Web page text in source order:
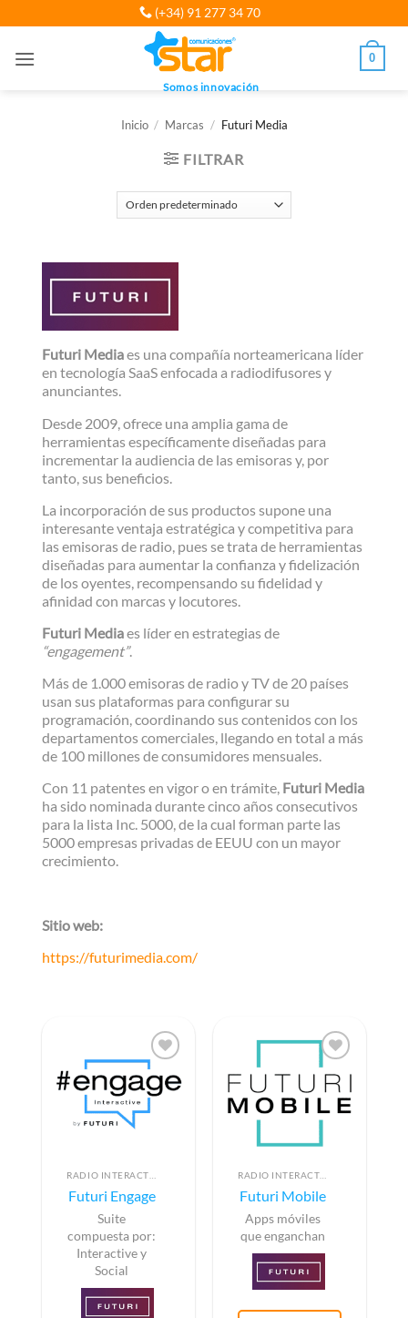
al
(+34) 91 277 34 70
Somos innovación
0
Inicio / Marcas / Futuri Media
FILTRAR
Futuri Mediaes una compañía norteamericana líder
en tecnología SaaS enfocada a radiodifusores y
anunciantes.
Desde 2009, ofrece una amplia gama de
herramientas específicamente diseñadas para
incrementar la audiencia de las emisoras y, por
tanto, sus beneficios.
La incorporación de sus productos supone una
interesante ventaja estratégica y competitiva para
las emisoras de radio, pues se trata de herramientas
diseñadas para aumentar la confianza y fidelización
de los oyentes, recompensando su fidelidad y
afinidad con marcas y locutores.
Futuri Mediaes líder en estrategias de
“engagement”.
Más de 1.000 emisoras de radio y TV de 20 países
usan sus plataformas para configurar su
programación, coordinando sus contenidos con los
departamentos comerciales, llegando en total a más
de 100 millones de consumidores mensuales.
Con 11 patentes en vigor o en trámite, Futuri Media
ha sido nominada durante cinco años consecutivos
para la lista Inc. 5000, de la cual forman parte las
5000 empresas privadas de EEUU con un mayor
crecimiento.
Sitio web:
https://futurimedia.com/
Futuri Engage
Suite
compuesta por:
Interactive y
Social
Futuri Mobile
Apps móviles
que enganchan